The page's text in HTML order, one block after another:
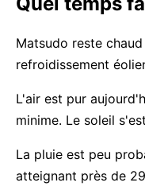
Matsudo reste
refroidissement
L'air est pur
minime. Le soleil
La pluie est peu
atteignant près de